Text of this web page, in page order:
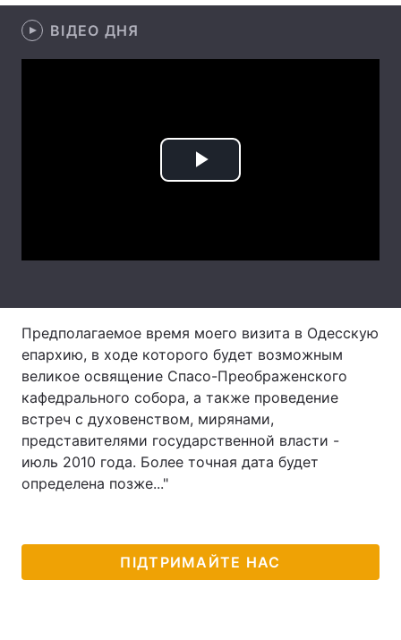
Техно і зв'язок
Архів Вакансії
Контакти
Послуги
ВІДЕО ДНЯ
Play
Предполагаемое время моего визита в Одесскую
епархию, в ходе которого будет возможным
великое освящение Спасо-Преображенского
кафедрального собора, а также проведение
встреч с духовенством, мирянами,
представителями государственной власти -
июль 2010 года. Более точная дата будет
определена позже..."
ПІДТРИМАЙТЕ НАС